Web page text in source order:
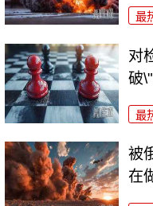
最
对
破
最
被
在